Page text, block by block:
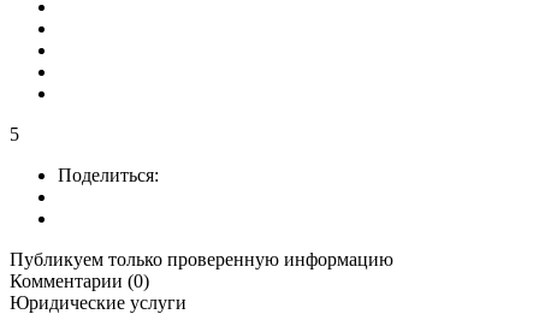
5
Поделиться:
Публикуем только проверенную информацию
Комментарии (0)
Юридические услуги